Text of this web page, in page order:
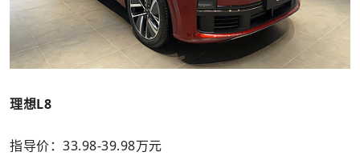
理想L8
指导价：33.98-39.98万元